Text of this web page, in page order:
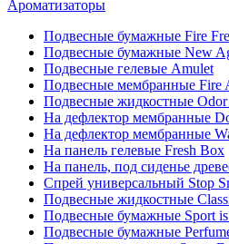
Ароматизаторы
Подвесные бумажные Fire
Подвесные бумажные New
Подвесные гелевые Amulet
Подвесные мембранные Fire
Подвесные жидкостные
На дефлектор мембранные
На дефлектор мембранные
На панель гелевые Fresh Box
На панель, под сиденье
Спрей универсальный Stop
Подвесные жидкостные
Подвесные бумажные Sport
Подвесные бумажные